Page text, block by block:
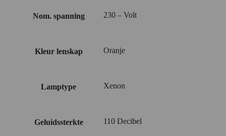
Nom. spanning 230 – Volt
Kleur lenskap Oranje
Lamptype Xenon
Geluidssterkte 110 Decibel